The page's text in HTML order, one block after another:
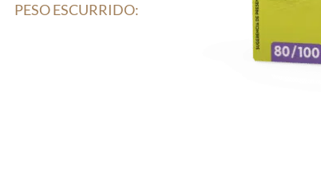
PESO ESCURRIDO: